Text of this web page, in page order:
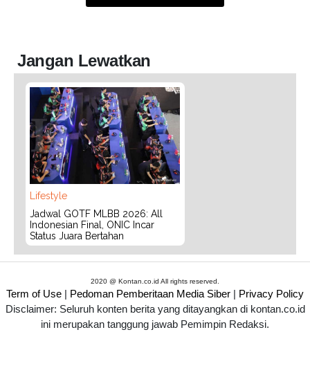
Jangan Lewatkan
Lifestyle
Jadwal GOTF MLBB 2026: All
Indonesian Final, ONIC Incar
Status Juara Bertahan
2020 @ Kontan.co.id All rights reserved.
Term of Use | Pedoman Pemberitaan Media Siber | Privacy Policy
Disclaimer: Seluruh konten berita yang ditayangkan di kontan.co.id
ini merupakan tanggung jawab Pemimpin Redaksi.